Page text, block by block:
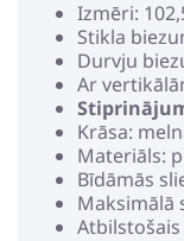
Izmēri:
Stikla
Durvju
Ar
Krāsa:
Materiāls:
Bīdāmās
Maksimālā